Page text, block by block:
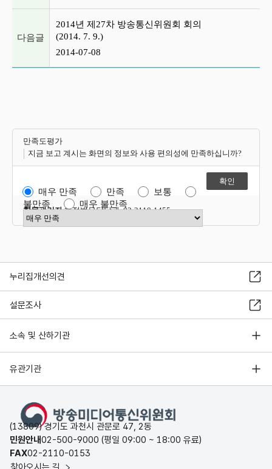
다음글
2014년 제27차 방송통신위원회 회의
(2014. 7. 9.)
2014-07-08
만족도평가
지금 보고 계시는 화면의 정보와 사용 편의성에 만족하십니까?
매우 만족 만족
보통
불만족
매우 불만족
만족도 점수 선택
항목관리자행정법무담당관 02-2110-1455
누리집개선의견
설문조사
소속 및 산하기관
유관기관
(13809) 경기도 과천시 관문로 47, 2동
민원안내02-500-9000 (평일 09:00 ~ 18:00 유료)
FAX02-2110-0153